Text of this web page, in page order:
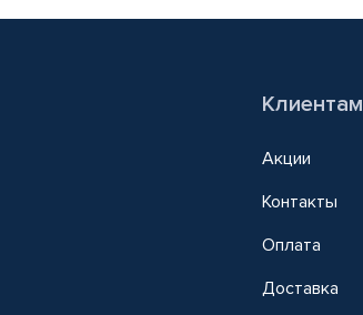
Клиентам
Акции
Контакты
Оплата
Доставка